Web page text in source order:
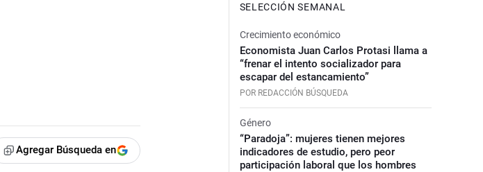
Agregar Búsqueda en
SELECCIÓN SEMANAL
Crecimiento económico
Economista Juan Carlos Protasi llama a
“frenar el intento socializador para
escapar del estancamiento”
POR REDACCIÓN BÚSQUEDA
Género
“Paradoja”: mujeres tienen mejores
indicadores de estudio, pero peor
participación laboral que los hombres